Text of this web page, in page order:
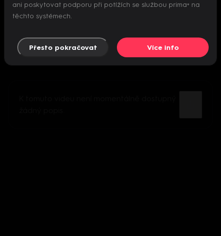
Nepodařilo se inicializovat přehrávač
ani poskytovat podporu při potížích se službou prima+ na
těchto systémech.
Přesto pokračovat Více info